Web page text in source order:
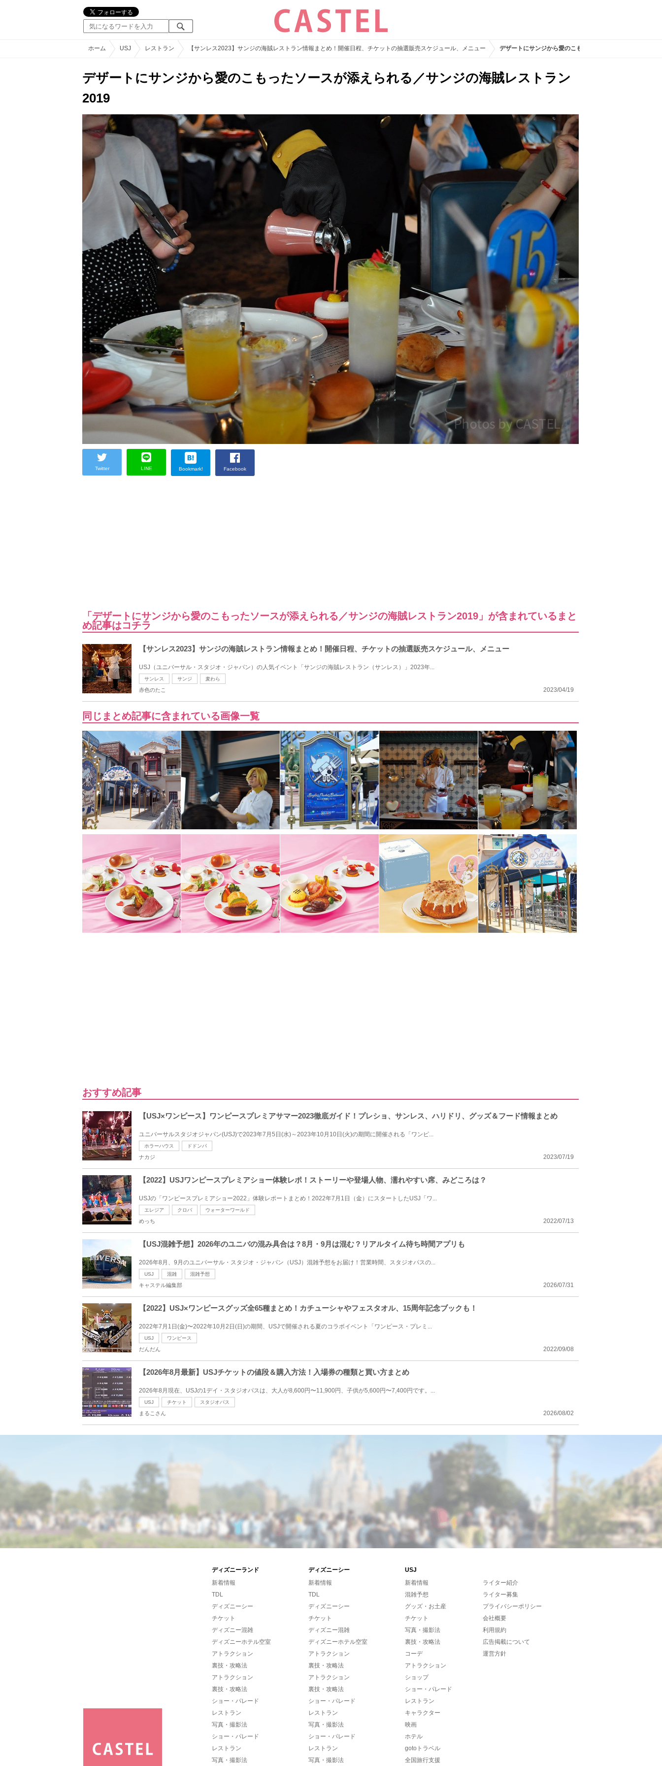
ホーム USJ レストラン 【サンレス2023】サンジの海賊レストラン情報まとめ！開催日程、チケットの抽選販売スケジュール、メニュー デザートにサンジから愛のこもったソースが添えられる／
デザートにサンジから愛のこもったソースが添えられる／サンジの海賊レストラン
2019
Twitter LINE Bookmark! Facebook
「デザートにサンジから愛のこもったソースが添えられる／サンジの海賊レストラン2019」が含まれているまと
め記事はコチラ
【サンレス2023】サンジの海賊レストラン情報まとめ！開催日程、チケットの抽選販売スケジュール、メニュー
USJ（ユニバーサル・スタジオ・ジャパン）の人気イベント「サンジの海賊レストラン（サンレス）」2023年...
サンレス サンジ 麦わら
2023/04/19
赤色のたこ
同じまとめ記事に含まれている画像一覧
おすすめ記事
【USJ×ワンピース】ワンピースプレミアサマー2023徹底ガイド！プレショ、サンレス、ハリドリ、グッズ＆フード情報まとめ
ユニバーサルスタジオジャパン(USJ)で2023年7月5日(水)～2023年10月10日(火)の期間に開催される「ワンピ...
ホラーハウス ドドンパ
2023/07/19
ナカジ
【2022】USJワンピースプレミアショー体験レポ！ストーリーや登場人物、濡れやすい席、みどころは？
USJの「ワンピースプレミアショー2022」体験レポートまとめ！2022年7月1日（金）にスタートしたUSJ「ワ...
エレジア クロバ ウォーターワールド
2022/07/13
めっち
【USJ混雑予想】2026年のユニバの混み具合は？8月・9月は混む？リアルタイム待ち時間アプリも
2026年8月、9月のユニバーサル・スタジオ・ジャパン（USJ）混雑予想をお届け！営業時間、スタジオパスの...
USJ 混雑 混雑予想
2026/07/31
キャステル編集部
【2022】USJ×ワンピースグッズ全65種まとめ！カチューシャやフェスタオル、15周年記念ブックも！
2022年7月1日(金)〜2022年10月2日(日)の期間、USJで開催される夏のコラボイベント「ワンピース・プレミ...
USJ ワンピース
2022/09/08
だんだん
【2026年8月最新】USJチケットの値段＆購入方法！入場券の種類と買い方まとめ
2026年8月現在、USJの1デイ・スタジオパスは、大人が8,600円〜11,900円、子供が5,600円〜7,400円です。...
USJ チケット スタジオパス
2026/08/02
まるこさん
ディズニーランド ディズニーシー
USJ
新着情報
TDL
ディズニーシー
チケット
ディズニー混雑
ディズニーホテル空室
アトラクション
裏技・攻略法
アトラクション
裏技・攻略法
ショー・パレード
レストラン
写真・撮影法
ショー・パレード
レストラン
写真・撮影法
新着情報
TDL
ディズニーシー
チケット
ディズニー混雑
ディズニーホテル空室
アトラクション
裏技・攻略法
アトラクション
裏技・攻略法
ショー・パレード
レストラン
写真・撮影法
ショー・パレード
レストラン
写真・撮影法
新着情報
混雑予想
グッズ・お土産
チケット
写真・撮影法
裏技・攻略法
コーデ
アトラクション
ショップ
ショー・パレード
レストラン
キャラクター
映画
ホテル
gotoトラベル
全国旅行支援
ライター紹介
ライター募集
プライバシーポリシー
会社概要
利用規約
広告掲載について
運営方針